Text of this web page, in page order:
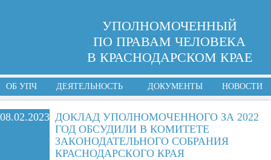
УПОЛНОМОЧЕННЫЙ
ПО ПРАВАМ ЧЕЛОВЕКА
В КРАСНОДАРСКОМ КРАЕ
ОБ УПЧ ДЕЯТЕЛЬНОСТЬ ДОКУМЕНТЫ НОВОСТИ
08.02.2023 ДОКЛАД УПОЛНОМОЧЕННОГО ЗА 2022
ГОД ОБСУДИЛИ В КОМИТЕТЕ
ЗАКОНОДАТЕЛЬНОГО СОБРАНИЯ
КРАСНОДАРСКОГО КРАЯ